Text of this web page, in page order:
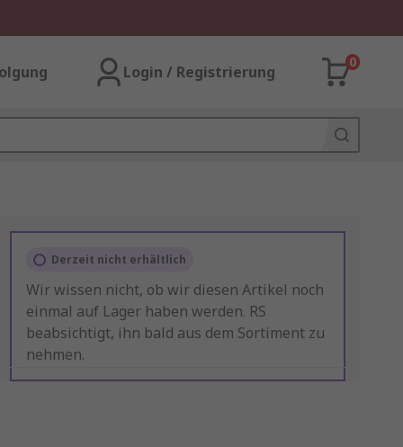
Login / Registrierung
0
Derzeit nicht erhältlich
Wir wissen nicht, ob wir diesen Artikel noch
einmal auf Lager haben werden. RS
beabsichtigt, ihn bald aus dem Sortiment zu
nehmen.